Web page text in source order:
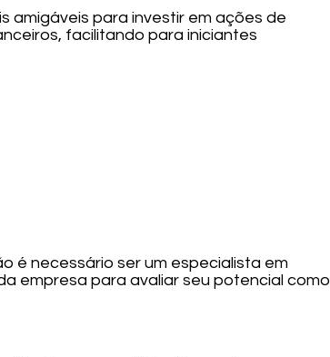
amigáveis para investir em ações de
facilitando para iniciantes
é necessário ser um especialista em
empresa para avaliar seu potencial como